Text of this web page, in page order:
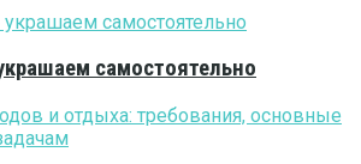
самостоятельно